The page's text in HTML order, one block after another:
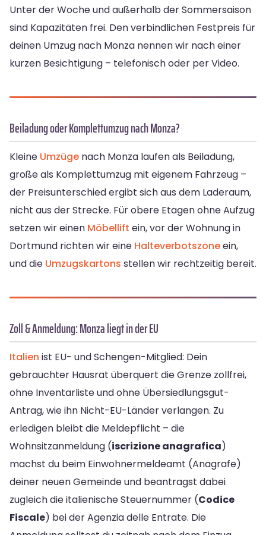
Unter der Woche und außerhalb der Sommersaison
sind Kapazitäten frei. Den verbindlichen Festpreis für
deinen Umzug nach Monza nennen wir nach einer
kurzen Besichtigung – telefonisch oder per Video.
Beiladung oder Komplettumzug nach Monza?
Kleine Umzüge nach Monza laufen als Beiladung,
große als Komplettumzug mit eigenem Fahrzeug –
der Preisunterschied ergibt sich aus dem Laderaum,
nicht aus der Strecke. Für obere Etagen ohne Aufzug
setzen wir einen Möbellift ein, vor der Wohnung in
Dortmund richten wir eine Halteverbotszoneein,
und die Umzugskartons stellen wir rechtzeitig bereit.
Zoll & Anmeldung: Monza liegt in der EU
Italien ist EU- und Schengen-Mitglied: Dein
gebrauchter Hausrat überquert die Grenze zollfrei,
ohne Inventarliste und ohne Übersiedlungsgut-
Antrag, wie ihn Nicht-EU-Länder verlangen. Zu
erledigen bleibt die Meldepflicht – die
Wohnsitzanmeldung (iscrizione anagrafica)
machst du beim Einwohnermeldeamt (Anagrafe)
deiner neuen Gemeinde und beantragst dabei
zugleich die italienische Steuernummer (Codice
Fiscale) bei der Agenzia delle Entrate. Die